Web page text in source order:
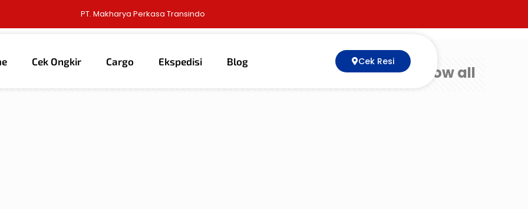
PT. Makharya Perkasa Transindo
Cek Ongkir Cargo Ekspedisi Blog Cek Resi
Show all